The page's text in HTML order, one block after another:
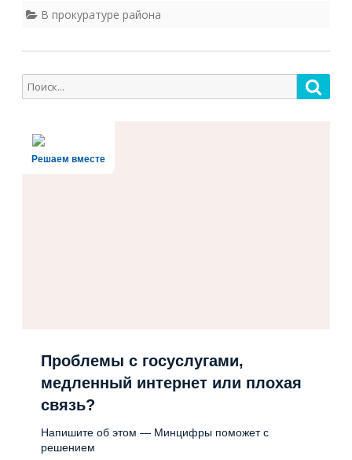
В прокуратуре района
Поиск
для:
Решаем вместе
Проблемы с госуслугами,
медленный интернет или плохая
связь?
Напишите об этом — Минцифры поможет с
решением